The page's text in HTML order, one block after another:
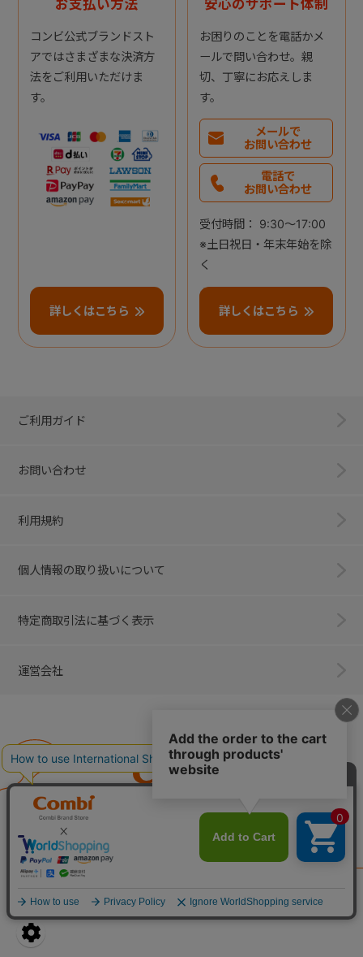
お支払い方法
コンビ公式ブランドスト
アではさまざまな決済方
法をご利用いただけま
す。
詳しくはこちら
安心のサポート体制
お困りのことを電話かメ
ールで問い合わせ。親
切、丁寧にお応えしま
す。
メールで
お問い合わせ
電話で
お問い合わせ
受付時間： 9:30～17:00
※土日祝日・年末年始を除
く
詳しくはこちら
ご利用ガイド
お問い合わせ
利用規約
個人情報の取り扱いについて
特定商取引法に基づく表示
運営会社
子育てに、イノベーションを。
ベビー用品のコンビ株式会社
All Right Reserved. Copyright © Combi Corporation.